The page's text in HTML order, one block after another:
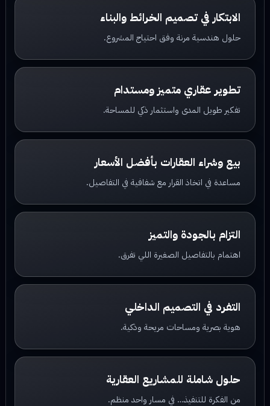
الابتكار في تصميم الخرائط والبناء
حلول هندسية مرنة وفق احتياج المشروع.
تطوير عقاري متميز ومستدام
تفكير طويل المدى واستثمار ذكي للمساحة.
بيع وشراء العقارات بأفضل الأسعار
مساعدة في اتخاذ القرار مع شفافية في التفاصيل.
التزام بالجودة والتميز
اهتمام بالتفاصيل الصغيرة اللي تفرق.
التفرد في التصميم الداخلي
هوية بصرية ومساحات مريحة وذكية.
حلول شاملة للمشاريع العقارية
من الفكرة للتنفيذ… في مسار واحد منظم.